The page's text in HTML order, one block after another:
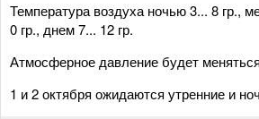
Температура воздуха ночью 3... 8 гр.,
0 гр., днем 7... 12 гр.
Атмосферное давление будет
1 и 2 октября ожидаются утренние и